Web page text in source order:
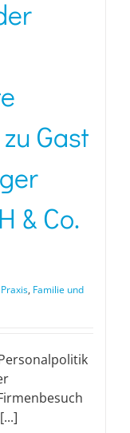
Gast
& Co.
, Familie und